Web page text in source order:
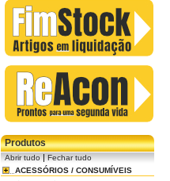
Produtos
Abrir tudo|Fechar tudo
ACESSÓRIOS / CONSUMÍVEIS